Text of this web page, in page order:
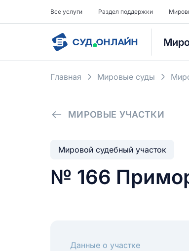
Все услуги Раздел поддержки
Главная Мировые суды
МИРОВЫЕ УЧАСТКИ
Мировой судебный участок
№ 166
Данные о участке